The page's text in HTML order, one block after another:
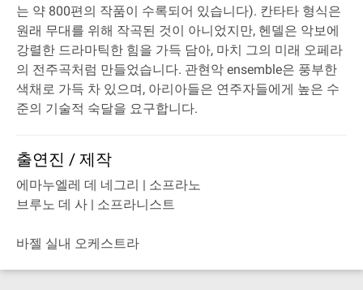
는 약 800편의 작품이 수록되어 있습니다). 칸타타 형식은
원래 무대를 위해 작곡된 것이 아니었지만, 헨델은 악보에
강렬한 드라마틱한 힘을 가득 담아, 마치 그의 미래 오페라
의 전주곡처럼 만들었습니다. 관현악 ensemble은 풍부한
색채로 가득 차 있으며, 아리아들은 연주자들에게 높은 수
준의 기술적 숙달을 요구합니다.
출연진 / 제작
에마누엘레 데 네그리 | 소프라노
브루노 데 사 | 소프라니스트
바젤 실내 오케스트라